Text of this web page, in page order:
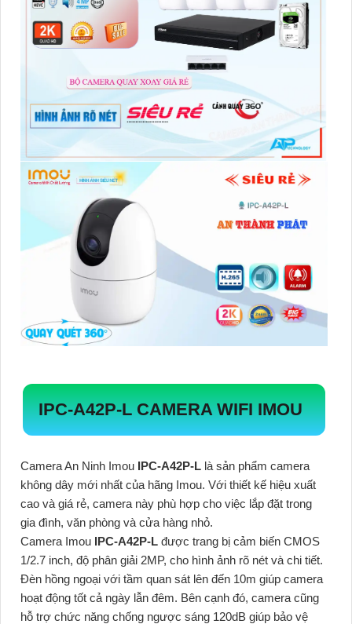
IPC-A42P-LCAMERA WIFI IMOU
Camera An Ninh Imou IPC-A42P-L là sản phẩm camera
không dây mới nhất của hãng Imou. Với thiết kế hiệu xuất
cao và giá rẻ, camera này phù hợp cho việc lắp đặt trong
gia đình, văn phòng và cửa hàng nhỏ.
Camera Imou IPC-A42P-L được trang bị cảm biến CMOS
1/2.7 inch, độ phân giải 2MP, cho hình ảnh rõ nét và chi tiết.
Đèn hồng ngoại với tầm quan sát lên đến 10m giúp camera
hoạt động tốt cả ngày lẫn đêm. Bên cạnh đó, camera cũng
hỗ trợ chức năng chống ngược sáng 120dB giúp bảo vệ